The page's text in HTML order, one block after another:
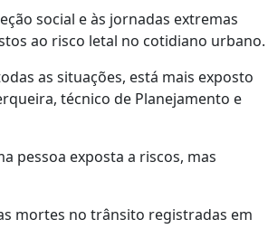
social e às jornadas extremas
ao risco letal no cotidiano urbano.
as situações, está mais exposto
técnico de Planejamento e
pessoa exposta a riscos, mas
mortes no trânsito registradas em